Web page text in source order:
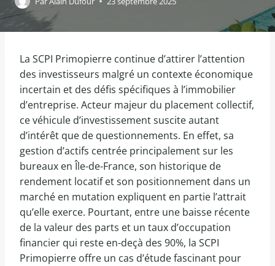
La SCPI Primopierre continue d’attirer l’attention
des investisseurs malgré un contexte économique
incertain et des défis spécifiques à l’immobilier
d’entreprise. Acteur majeur du placement collectif,
ce véhicule d’investissement suscite autant
d’intérêt que de questionnements. En effet, sa
gestion d’actifs centrée principalement sur les
bureaux en Île-de-France, son historique de
rendement locatif et son positionnement dans un
marché en mutation expliquent en partie l’attrait
qu’elle exerce. Pourtant, entre une baisse récente
de la valeur des parts et un taux d’occupation
financier qui reste en-deçà des 90%, la SCPI
Primopierre offre un cas d’étude fascinant pour